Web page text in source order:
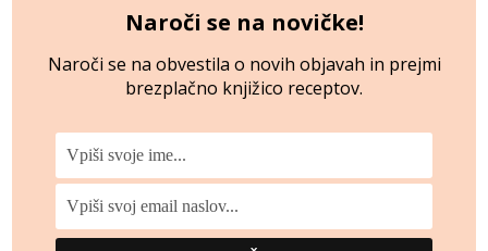
Naroči se na novičke!
Naroči se na obvestila o novih objavah in prejmi
brezplačno knjižico receptov.